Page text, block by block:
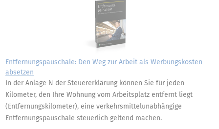
Entfernungspauschale: Den Weg zur Arbeit als Werbungskosten
absetzen
In der Anlage N der Steuererklärung können Sie für jeden
Kilometer, den Ihre Wohnung vom Arbeitsplatz entfernt liegt
(Entfernungskilometer), eine verkehrsmittelunabhängige
Entfernungspauschale steuerlich geltend machen.